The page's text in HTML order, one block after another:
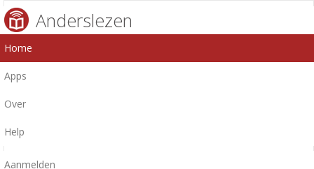
Anderslezen
Home
Apps
Over
Help
Aanmelden